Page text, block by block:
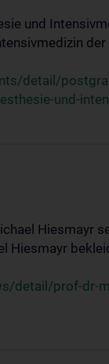
und
detail/
und-
Hiesmayr
Hiesmayr
detail/prof-dr-